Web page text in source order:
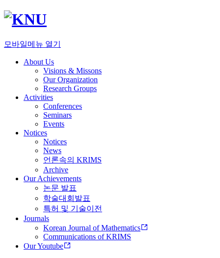
모바일메뉴 열기
About Us
Visions & Missons
Our Organization
Research Groups
Activities
Conferences
Seminars
Events
Notices
Notices
News
언론속의 KRIMS
Archive
Our Achievements
논문 발표
학술대회발표
특허 및 기술이전
Journals
Korean Journal of Mathematics
Communications of KRIMS
Our Youtube